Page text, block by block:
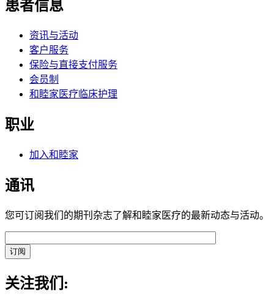
患者信息
资讯与活动
客户服务
保险与直接支付服务
会员制
和睦家医疗临床护理
职业
加入和睦家
通讯
您可订阅我们的期刊杂志了解和睦家医疗的最新动态与活动。
关注我们: